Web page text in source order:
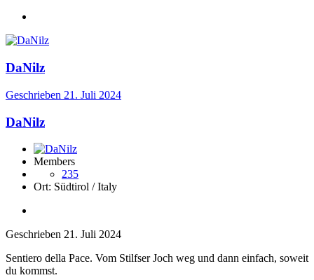
DaNilz
Geschrieben 21. Juli 2024
DaNilz
Members
235
Ort: Südtirol / Italy
Geschrieben 21. Juli 2024
Sentiero della Pace. Vom Stilfser Joch weg und dann einfach, soweit
du kommst.